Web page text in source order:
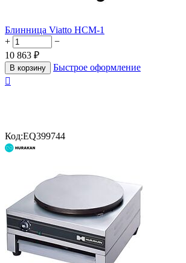
Блинница Viatto HCM-1
+
−
10 863 ₽
В корзину
Быстрое оформление

Код:EQ399744